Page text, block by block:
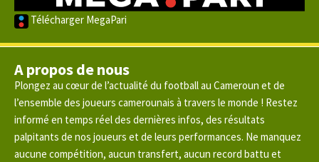
Télécharger MegaPari
A propos de nous
Plongez au cœur de l’actualité du football au Cameroun et de
l’ensemble des joueurs camerounais à travers le monde ! Restez
informé en temps réel des dernières infos, des résultats
palpitants de nos joueurs et de leurs performances. Ne manquez
aucune compétition, aucun transfert, aucun record battu et